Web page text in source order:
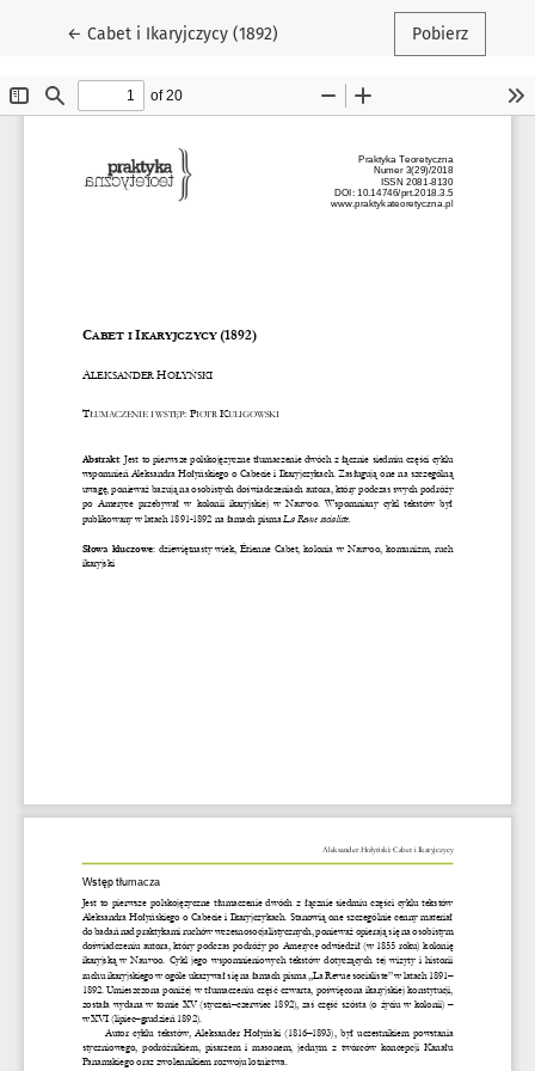
← Wróć do szczegółów artykułu
Cabet i Ikaryjczycy (1892) Pobierz